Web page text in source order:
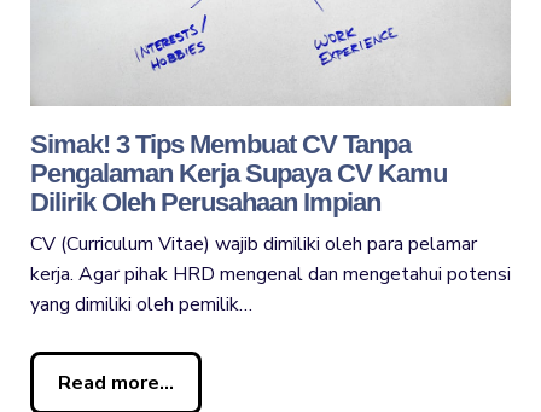
Simak! 3 Tips Membuat CV Tanpa
Pengalaman Kerja Supaya CV Kamu
Dilirik Oleh Perusahaan Impian
CV (Curriculum Vitae) wajib dimiliki oleh para pelamar
kerja. Agar pihak HRD mengenal dan mengetahui potensi
yang dimiliki oleh pemilik…
Read more...